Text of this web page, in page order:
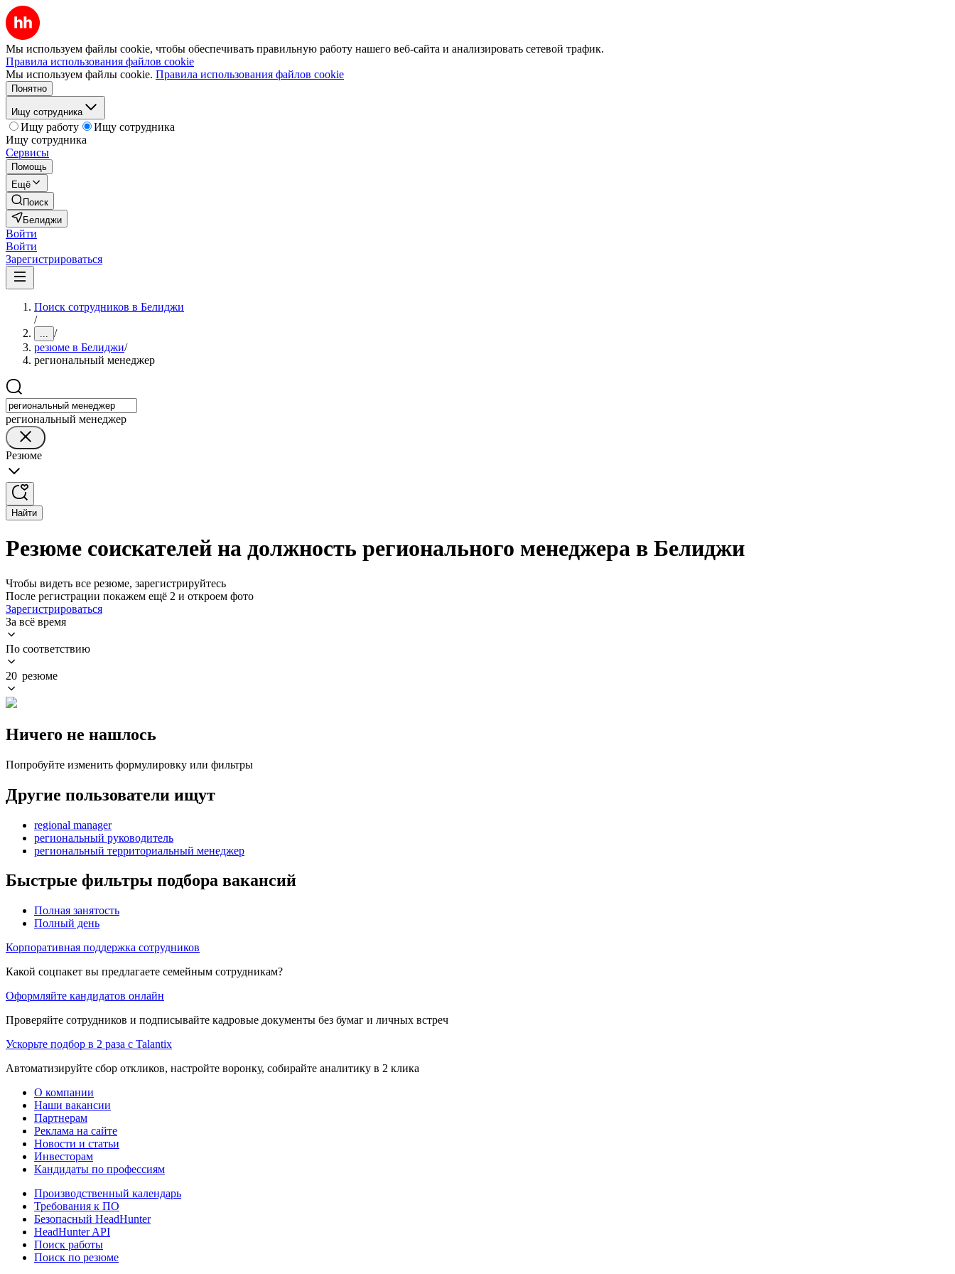
Мы используем файлы cookie, чтобы обеспечивать правильную работу нашего веб-сайта и анализировать сетевой трафик.
Правила использования файлов cookie
Мы используем файлы cookie. Правила использования файлов cookie
Понятно
Ищу сотрудника
Ищу работу
Ищу сотрудника
Ищу сотрудника
Сервисы
Помощь
Ещё
Поиск
Белиджи
Войти
Войти
Зарегистрироваться
Поиск сотрудников в Белиджи
/
... /
резюме в Белиджи/
региональный менеджер
региональный менеджер
Резюме
Найти
Резюме соискателей на должность регионального менеджера в Белиджи
Чтобы видеть все резюме, зарегистрируйтесь
После регистрации покажем ещё 2 и откроем фото
Зарегистрироваться
За всё время
По соответствию
20 резюме
Ничего не нашлось
Попробуйте изменить формулировку или фильтры
Другие пользователи ищут
regional manager
региональный руководитель
региональный территориальный менеджер
Быстрые фильтры подбора вакансий
Полная занятость
Полный день
Корпоративная поддержка сотрудников
Какой соцпакет вы предлагаете семейным сотрудникам?
Оформляйте кандидатов онлайн
Проверяйте сотрудников и подписывайте кадровые документы без бумаг и личных встреч
Ускорьте подбор в 2 раза с Talantix
Автоматизируйте сбор откликов, настройте воронку, собирайте аналитику в 2 клика
О компании
Наши вакансии
Партнерам
Реклама на сайте
Новости и статьи
Инвесторам
Кандидаты по профессиям
Производственный календарь
Требования к ПО
Безопасный HeadHunter
HeadHunter API
Поиск работы
Поиск по резюме